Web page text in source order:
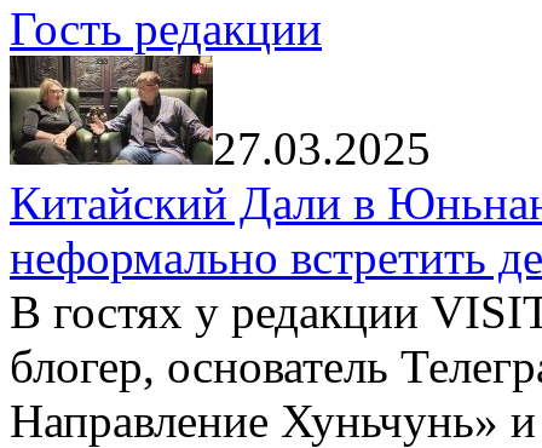
Гость редакции
27.03.2025
Китайский Дали в
неформально встретить
В гостях у редакции
блогер, основатель
Направление Хуньчунь»